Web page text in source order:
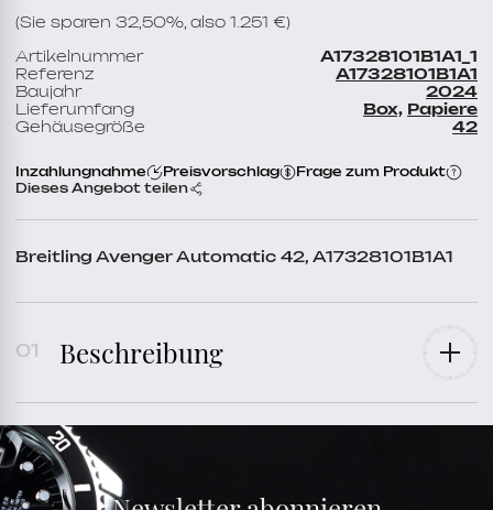
Breitling Avenger Automatic 42, A17328101B1A1
(Sie sparen 32,50%, also 1.251 €)
Artikelnummer
A17328101B1A1_1
Referenz
A17328101B1A1
Baujahr
2024
Lieferumfang
Box, Papiere
Gehäusegröße
42
Inzahlungnahme Preisvorschlag
Frage zum Produkt
Dieses Angebot teilen
Beschreibung
Baujahr
2024
Lieferumfang
Box, Papiere
Zustand
Geschlecht
Armband
Armbandfarbe